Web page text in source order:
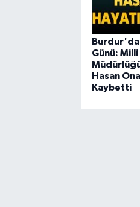
Burdur'da
Günü:
Hasan
Kaybetti